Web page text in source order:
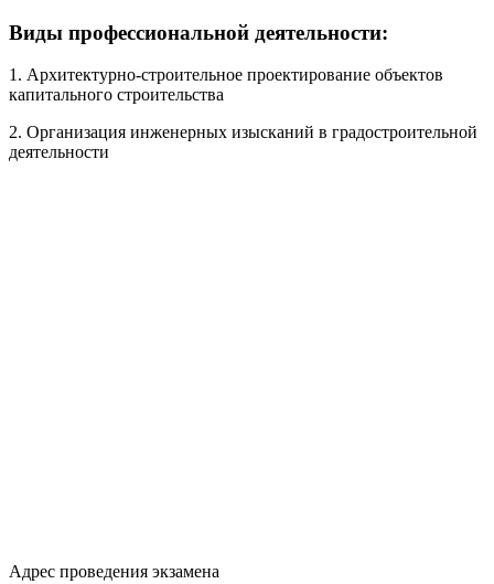
Виды профессиональной деятельности:
1. Архитектурно-строительное проектирование объектов
капитального строительства
2. Организация инженерных изысканий в градостроительной
деятельности
Адрес проведения экзамена